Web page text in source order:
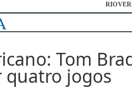
Tom
quatro jogos